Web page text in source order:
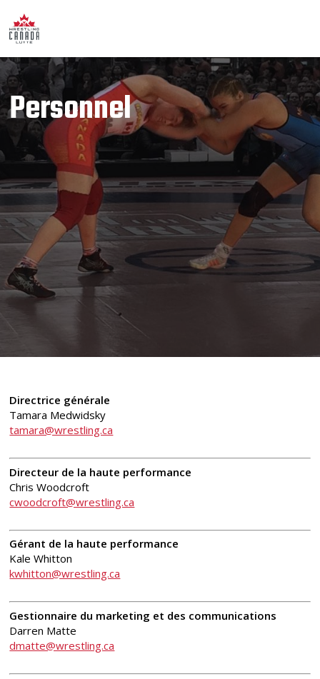
Personnel
Directrice générale
Tamara Medwidsky
tamara@wrestling.ca
Directeur de la haute performance
Chris Woodcroft
cwoodcroft@wrestling.ca
Gérant de la haute performance
Kale Whitton
kwhitton@wrestling.ca
Gestionnaire du marketing et des communications
Darren Matte
dmatte@wrestling.ca